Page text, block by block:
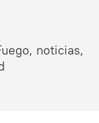
noticias,